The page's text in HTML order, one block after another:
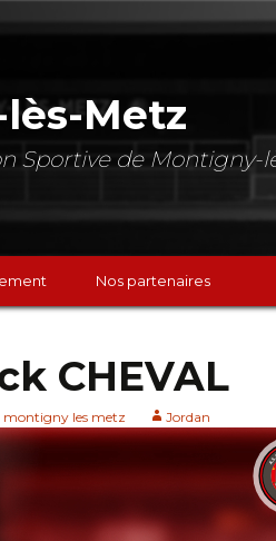
Metz
Sportive de Montigny-
Nos partenaires
CHEVAL
montigny les metz Jordan